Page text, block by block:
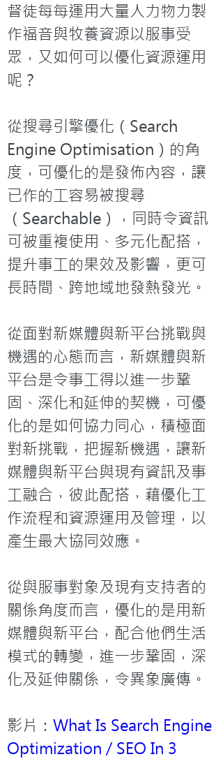
督徒每每運用大量人力物力製
作福音與牧養資源以服事受
眾，又如何可以優化資源運用
呢？
從搜尋引擎優化（Search
Engine Optimisation）的角
度，可優化的是發佈內容，讓
已作的工容易被搜尋
（Searchable），同時令資訊
可被重複使用、多元化配搭，
提升事工的果效及影響，更可
長時間、跨地域地發熱發光。
從面對新媒體與新平台挑戰與
機遇的心態而言，新媒體與新
平台是令事工得以進一步鞏
固、深化和延伸的契機，可優
化的是如何協力同心，積極面
對新挑戰，把握新機遇，讓新
媒體與新平台與現有資訊及事
工融合，彼此配搭，藉優化工
作流程和資源運用及管理，以
產生最大協同效應。
從與服事對象及現有支持者的
關係角度而言，優化的是用新
媒體與新平台，配合他們生活
模式的轉變，進一步鞏固，深
化及延伸關係，令異象廣傳。
影片： What Is Search Engine
Optimization / SEO In 3